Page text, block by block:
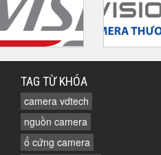
TAG TỪ KHÓA
camera vdtech
nguồn camera
ổ cứng camera